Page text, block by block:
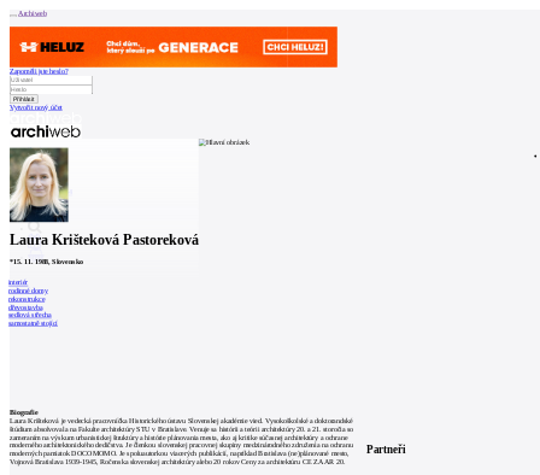
Archiweb
Zapoměli jste heslo?
Vytvořit nový účet
Zprávy
Architekti
Stavby
Katalog
E-shop
Burza práce164
en
Laura Krišteková Pastoreková
*15. 11. 1988, Slovensko
interiér
rodinné domy
rekonstrukce
dřevostavba
sedlová střecha
samostatně stojící
Biografie
Laura Krišteková je vedecká pracovníčka Historického ústavu Slovenskej akadémie vied. Vysokoškolské a doktorandské
štúdium absolvovala na Fakulte architektúry STU v Bratislave. Venuje sa histórii a teórii architektúry 20. a 21. storočia so
zameraním na výskum urbanistickej štruktúry a histórie plánovania mesta, ako aj kritike súčasnej architektúry a ochrane
moderného architektonického dedičstva. Je členkou slovenskej pracovnej skupiny medzinárodného združenia na ochranu
moderných pamiatok DOCOMOMO. Je spoluautorkou viacerých publikácií, napríklad Bratislava (ne)plánované mesto,
Vojnová Bratislava 1939-1945, Ročenska slovenskej architektúry alebo 20 rokov Ceny za architektúru CE ZA AR 20.
Partneři